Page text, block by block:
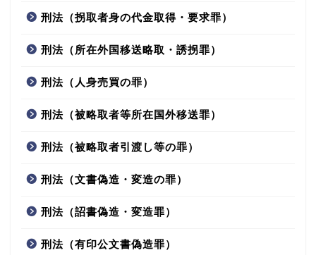
刑法（拐取者身の代金取得・要求罪）
刑法（所在外国移送略取・誘拐罪）
刑法（人身売買の罪）
刑法（被略取者等所在国外移送罪）
刑法（被略取者引渡し等の罪）
刑法（文書偽造・変造の罪）
刑法（詔書偽造・変造罪）
刑法（有印公文書偽造罪）